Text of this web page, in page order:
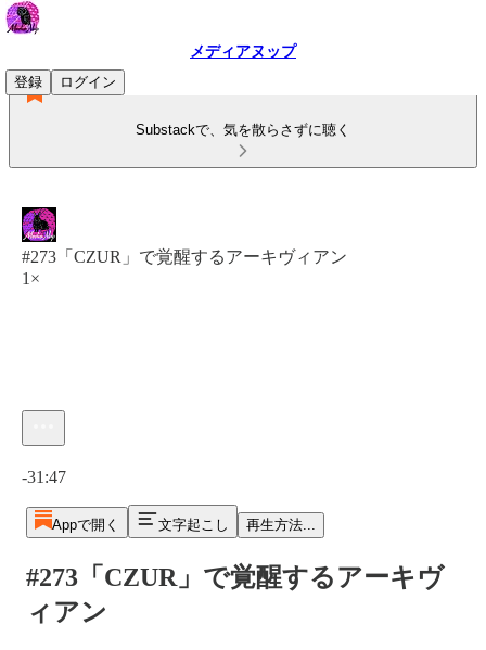
メディアヌップ
登録
ログイン
Substackで、気を散らさずに聴く
#273「CZUR」で覚醒するアーキヴィアン
1×
-31:47
Appで開く 文字起こし 再生方法...
#273「CZUR」で覚醒するアーキヴ
ィアン